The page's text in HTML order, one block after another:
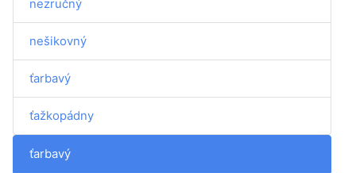
nezručný
nešikovný
ťarbavý
ťažkopádny
ťarbavý